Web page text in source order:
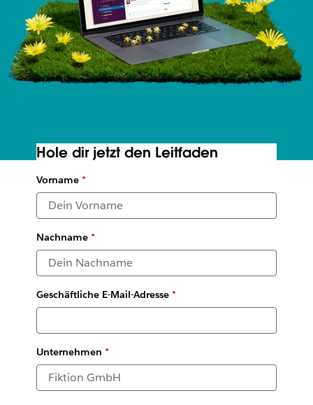
The digital HQ toolkit
Leading organizations share their tips for supporting
workplace collaboration—no matter where or when that
work happens
Hole dir jetzt den Leitfaden
Vorname*
Nachname*
Geschäftliche E-Mail-Adresse*
Unternehmen *